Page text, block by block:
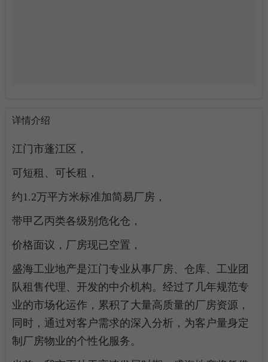
详情介绍
江门市蓬江区，
可短租、可长租，
约1.2万平方米标准加简易厂房，
带甲乙丙类各级别危化仓，
价格面议，厂房现已空置，
盛海工业地产是江门专业从事厂房、仓库、工业团
队租售代理、开发的中介机构。经过了几年规范专
业的市场化运作，累积了大量高质量的厂房资源，
同时，通过对客户需求的深入分析，为客户量身定
制厂房物业的个性化服务。
1 陈先生求租蓬江区江海区2000-4000平方简易厂房
3 梁生求租棠下500平方米仓库